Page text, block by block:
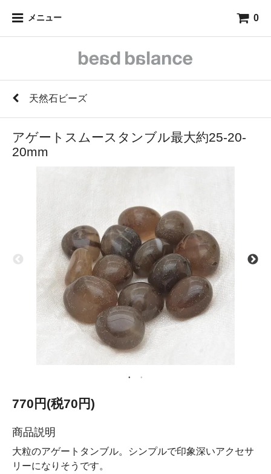
メニュー 0
天然石ビーズ
アゲートスムースタンブル最大約25-20-
20mm
770円(税70円)
商品説明
大粒のアゲートタンブル。シンプルで印象深いアクセサ
リーになりそうです。